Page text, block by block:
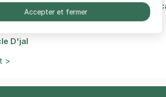
Casse-Noisette d'après le conte
Djadja & Dinaz
D'jal
>
Accepter et fermer